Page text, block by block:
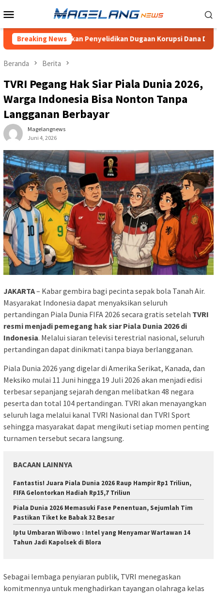
ke
Mobile
Breaking News
Penyelidikan Dugaan Korupsi Dana Desa Wonogiri
Beranda Berita
TVRI Pegang Hak Siar Piala Dunia 2026,
Warga Indonesia Bisa Nonton Tanpa
Langganan Berbayar
Magelangnews
Juni 4, 2026
JAKARTA– Kabar gembira bagi pecinta sepak bola Tanah Air.
Masyarakat Indonesia dapat menyaksikan seluruh
pertandingan Piala Dunia FIFA 2026 secara gratis setelah TVRI
resmi menjadi pemegang hak siar Piala Dunia 2026 di
Indonesia. Melalui siaran televisi terestrial nasional, seluruh
pertandingan dapat dinikmati tanpa biaya berlangganan.
Piala Dunia 2026 yang digelar di Amerika Serikat, Kanada, dan
Meksiko mulai 11 Juni hingga 19 Juli 2026 akan menjadi edisi
terbesar sepanjang sejarah dengan melibatkan 48 negara
peserta dan total 104 pertandingan. TVRI akan menayangkan
seluruh laga melalui kanal TVRI Nasional dan TVRI Sport
sehingga masyarakat dapat mengikuti setiap momen penting
turnamen tersebut secara langsung.
BACAAN LAINNYA
Fantastis! Juara Piala Dunia 2026 Raup Hampir Rp1 Triliun,
FIFA Gelontorkan Hadiah Rp15,7 Triliun
Piala Dunia 2026 Memasuki Fase Penentuan, Sejumlah Tim
Pastikan Tiket ke Babak 32 Besar
Iptu Umbaran Wibowo : Intel yang Menyamar Wartawan 14
Tahun Jadi Kapolsek di Blora
Sebagai lembaga penyiaran publik, TVRI menegaskan
komitmennya untuk menghadirkan tayangan olahraga kelas